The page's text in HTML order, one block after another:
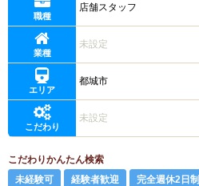
職種
店舗スタッフ
業種
未設定
エリア
都城市
こだわり
未設定
こだわりかんたん検索
未経験可
経験者歓迎 完全週休2日制